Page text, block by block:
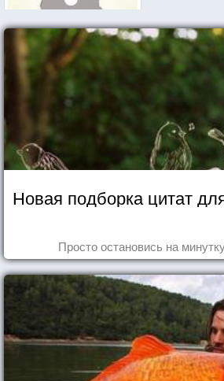
Новая подборка цитат
Просто остановись на